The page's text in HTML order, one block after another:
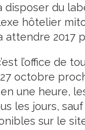
du
hôtelier
attendre 2017
l’office de
octobre
une heure,
les jours,
sur le